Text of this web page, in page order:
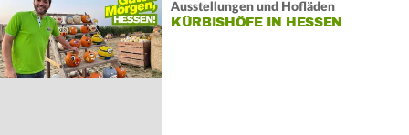
Ausstellungen und Hofläden
KÜRBISHÖFE IN HESSEN